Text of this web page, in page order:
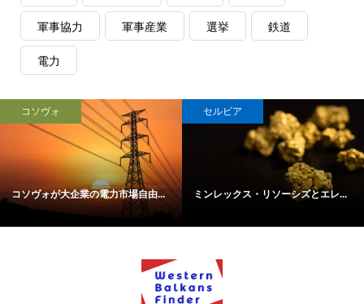
軍事協力 軍事産業 選挙 鉄道
電力
コソヴォ
コソヴォが大企業の電力市場自由...
セルビア
ミンレックス・リソーシズとエレ...